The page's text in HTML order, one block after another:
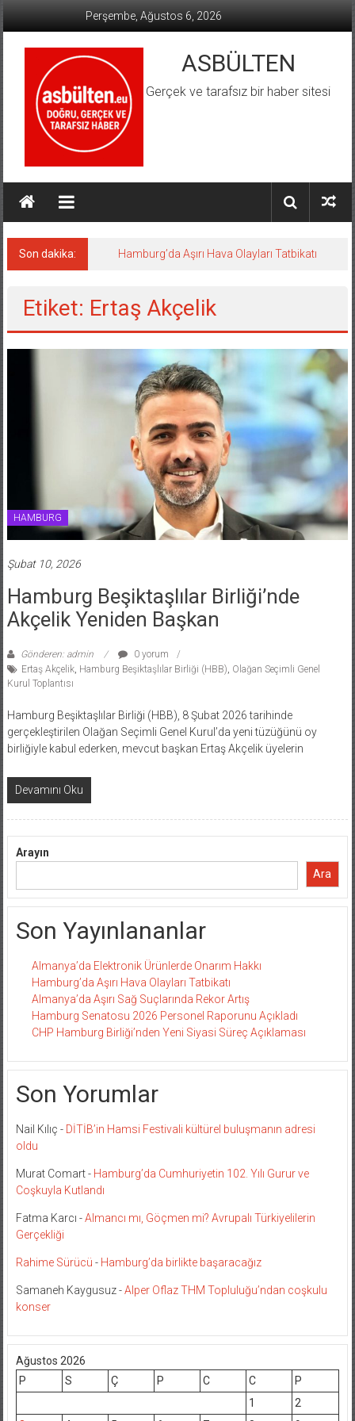
Perşembe, Ağustos 6, 2026
ASBÜLTEN
Gerçek ve tarafsız bir haber sitesi
Son dakika: Hamburg’da Aşırı Hava Olayları Tatbikatı
Etiket: Ertaş Akçelik
HAMBURG
Şubat 10, 2026
Hamburg Beşiktaşlılar Birliği’nde
Akçelik Yeniden Başkan
Gönderen: admin
0 yorum
Ertaş Akçelik, Hamburg Beşiktaşlılar Birliği (HBB) Olağan Seçimli Genel
Kurul Toplantısı
Hamburg Beşiktaşlılar Birliği (HBB), 8 Şubat 2026 tarihinde
gerçekleştirilen Olağan Seçimli Genel Kurul’da yeni tüzüğünü oy
birliğiyle kabul ederken, mevcut başkan Ertaş Akçelik üyelerin
Devamını Oku
Arayın
Ara
Son Yayınlananlar
Almanya’da Elektronik Ürünlerde Onarım Hakkı
Hamburg’da Aşırı Hava Olayları Tatbikatı
Almanya’da Aşırı Sağ Suçlarında Rekor Artış
Hamburg Senatosu 2026 Personel Raporunu Açıkladı
CHP Hamburg Birliği’nden Yeni Siyasi Süreç Açıklaması
Son Yorumlar
Nail Kılıç - DİTİB’in Hamsi Festivali kültürel buluşmanın adresi
oldu
Murat Comart- Hamburg’da Cumhuriyetin 102. Yılı Gurur ve
Coşkuyla Kutlandı
Fatma Karcı -Almancı mı, Göçmen mi? Avrupalı Türkiyelilerin
Gerçekliği
Rahime Sürücü - Hamburg’da birlikte başaracağız
Samaneh Kaygusuz-Alper Oflaz THM Topluluğu’ndan coşkulu
konser
Ağustos 2026
P
S Ç P C C
P
1
2